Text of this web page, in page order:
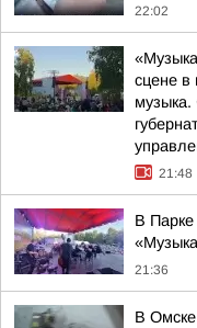
22:02
сцене в
21:48
В Парке
21:36
В Омске